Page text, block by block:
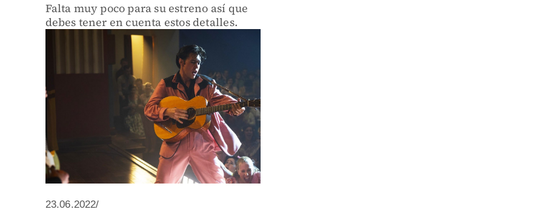
Falta muy poco para su estreno así que
debes tener en cuenta estos detalles.
23.06.2022/